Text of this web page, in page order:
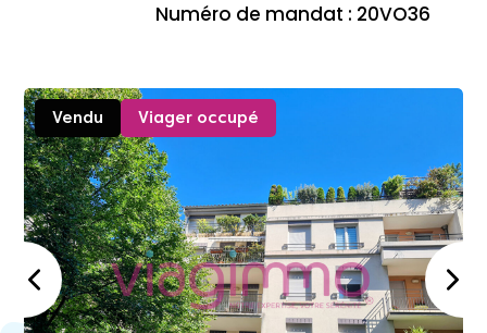
Numéro de mandat : 20VO36
Vendu Viager occupé